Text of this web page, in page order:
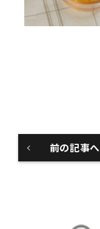
前の記事へ